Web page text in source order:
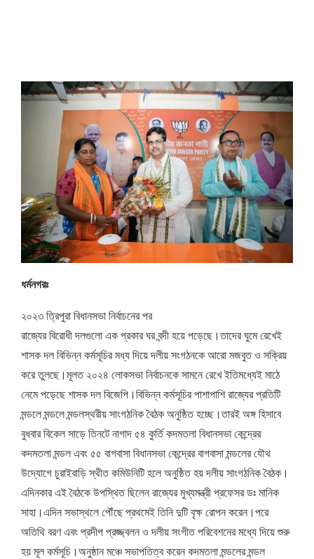
ধর্মনগরঃ
২০২৩ ত্রিপুরা বিধানসভা নির্বাচনের পর
রাজ্যের বিরোধী দলগুলো এক প্রকার ঘর বন্দী হয়ে পড়েছে।তাদের ঘুমে রেখেই
শাসক দল বিভিন্ন কর্মসূচির মধ্য দিয়ে দলীয় সংগঠনকে আরো মজবুত ও সক্রিয়
করে তুলছে।মূলত ২০২৪ লোকসভা নির্বাচনকে সামনে রেখে ইতিমধ্যেই মাঠে
নেমে পড়েছে শাসক দল বিজেপি।বিভিন্ন কর্মসূচির পাশাপাশি রাজ্যের প্রতিটি
মন্ডলে মন্ডলে মন্ডলস্থরীয় সাংগঠনিক বৈঠক অনুষ্ঠিত হচ্ছে।তারই অঙ্গ হিসাবে
বুধবার বিকেল সাড়ে তিনটে নাগাদ ৫৪ কুর্তি কদমতলা বিধানসভা কেন্দ্রের
কদমতলা মন্ডল এবং ৫৫ বাগবাসা বিধানসভা কেন্দ্রের বাগবাসা মন্ডলের যৌথ
উদ্যোগে চুরাইবাড়ি স্থীত কমিউনিটি হলে অনুষ্ঠিত হয় দলীয় সাংগঠনিক বৈঠক।
এদিনকার এই বৈঠকে উপস্থিত ছিলেন রাজ্যের মুখ্যমন্ত্রী প্রফেসর ডঃ মানিক
সাহা।এদিন সভাস্থলে পৌঁছে প্রথমেই তিনি দুটি বৃক্ষ রোপন করেন।পরে
অতিথি বরণ এবং প্রদীপ প্রজ্জ্বলন ও দলীয় সংগীত পরিবেশনের মধ্যে দিয়ে শুরু
হয় মূল কর্মসূচি।অনুষ্ঠান মঞ্চে সভাপতিত্ব করেন কদমতলা মন্ডলের মন্ডল